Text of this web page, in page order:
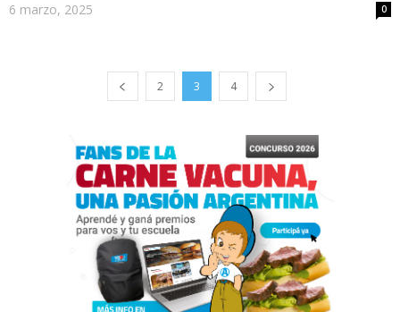
6 marzo, 2025 0
2 3 4